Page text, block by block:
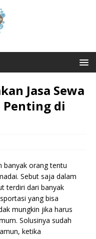
Jasa Sewa
Penting di
banyak orang tentu
Sebut saja dalam
terdiri dari banyak
yang bisa
mungkin jika harus
Solusinya sudah
ketika